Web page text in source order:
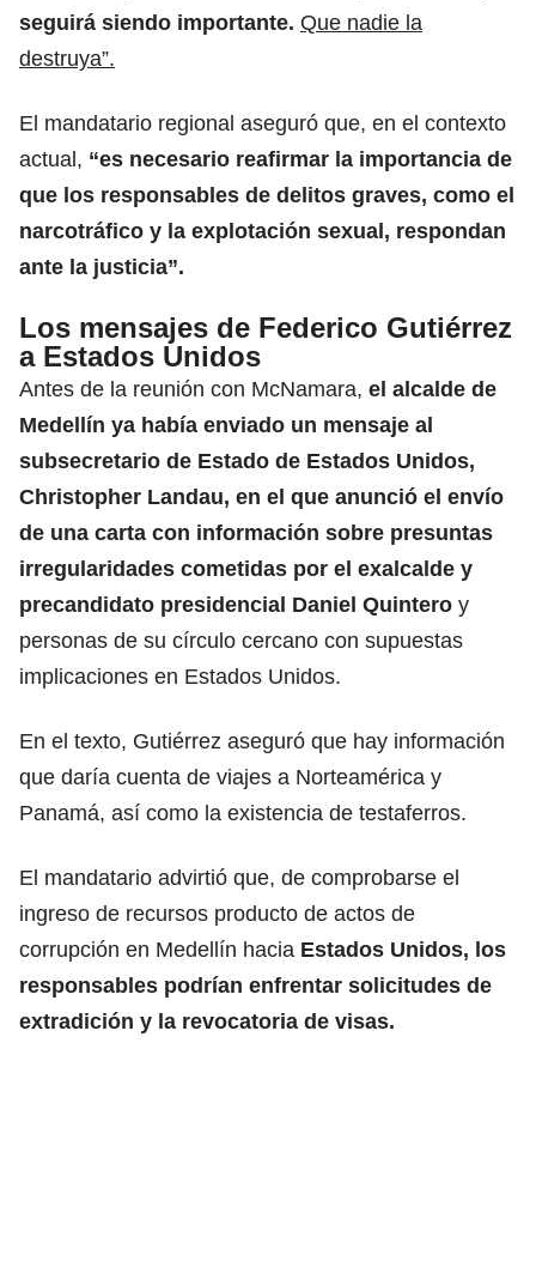
seguirá siendo importante. Que nadie la
destruya”.
El mandatario regional aseguró que, en el contexto
actual, “es necesario reafirmar la importancia de
que los responsables de delitos graves, como el
narcotráfico y la explotación sexual, respondan
ante la justicia”.
Los mensajes de Federico Gutiérrez
a Estados Unidos
Antes de la reunión con McNamara, el alcalde de
Medellín ya había enviado un mensaje al
subsecretario de Estado de Estados Unidos,
Christopher Landau, en el que anunció el envío
de una carta con información sobre presuntas
irregularidades cometidas por el exalcalde y
precandidato presidencial Daniel Quintero y
personas de su círculo cercano con supuestas
implicaciones en Estados Unidos.
En el texto, Gutiérrez aseguró que hay información
que daría cuenta de viajes a Norteamérica y
Panamá, así como la existencia de testaferros.
El mandatario advirtió que, de comprobarse el
ingreso de recursos producto de actos de
corrupción en Medellín hacia Estados Unidos, los
responsables podrían enfrentar solicitudes de
extradición y la revocatoria de visas.